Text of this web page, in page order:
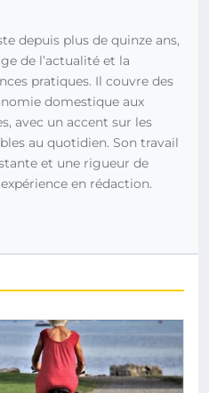
depuis plus de quinze ans,
de l’actualité et la
pratiques. Il couvre des
domestique aux
avec un accent sur les
au quotidien. Son travail
et une rigueur de
en rédaction.